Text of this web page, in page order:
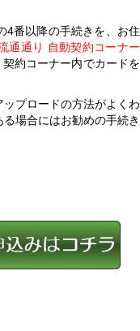
4番以降の手続きを、お住
通通り 自動契約コーナー
約コーナー内でカードを
プロードの方法がよくわ
場合にはお勧めの手続き